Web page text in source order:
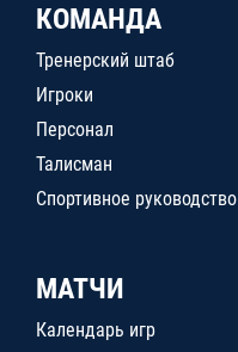
КОМАНДА
Тренерский штаб
Игроки
Персонал
Талисман
Спортивное руководство
МАТЧИ
Календарь игр